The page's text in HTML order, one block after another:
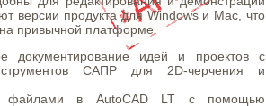
версии продукта для Windows и Mac, что
на привычной платформе.
документирование идей и проектов с
САПР для 2D-черчения и
файлами в AutoCAD LT с помощью